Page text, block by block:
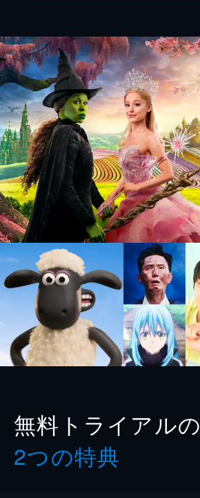
無料トライアルの
2つの特典